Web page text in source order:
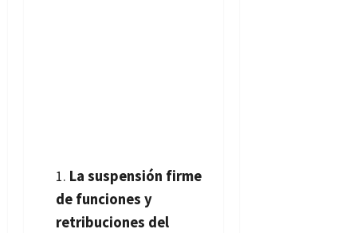
La suspensión firme
de funciones y
retribuciones del